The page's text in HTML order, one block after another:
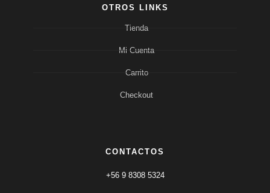
OTROS LINKS
Tienda
Mi Cuenta
Carrito
Checkout
CONTACTOS
+56 9 8308 5324